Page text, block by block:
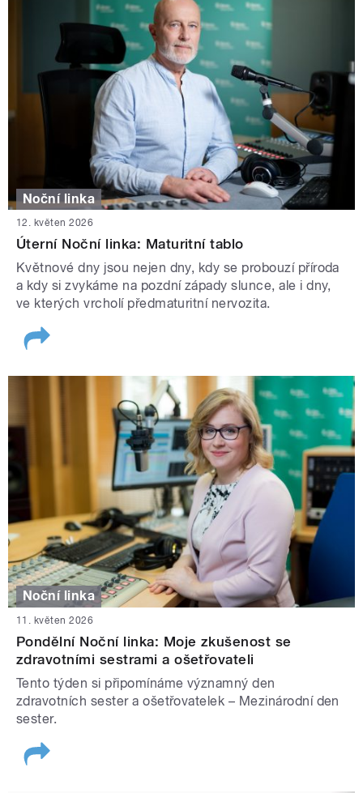
Noční linka
12. květen 2026
Úterní Noční linka: Maturitní tablo
Květnové dny jsou nejen dny, kdy se probouzí příroda
a kdy si zvykáme na pozdní západy slunce, ale i dny,
ve kterých vrcholí předmaturitní nervozita.
Noční linka
11. květen 2026
Pondělní Noční linka: Moje zkušenost se
zdravotními sestrami a ošetřovateli
Tento týden si připomínáme významný den
zdravotních sester a ošetřovatelek – Mezinárodní den
sester.